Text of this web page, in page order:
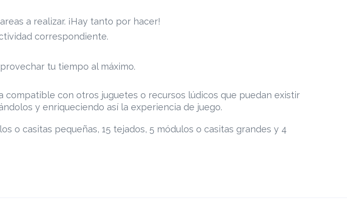
a realizar. ¡Hay tanto por hacer!
correspondiente.
tu tiempo al máximo.
con otros juguetes o recursos lúdicos que puedan existir
y enriqueciendo así la experiencia de juego.
o casitas pequeñas, 15 tejados, 5 módulos o casitas grandes y 4